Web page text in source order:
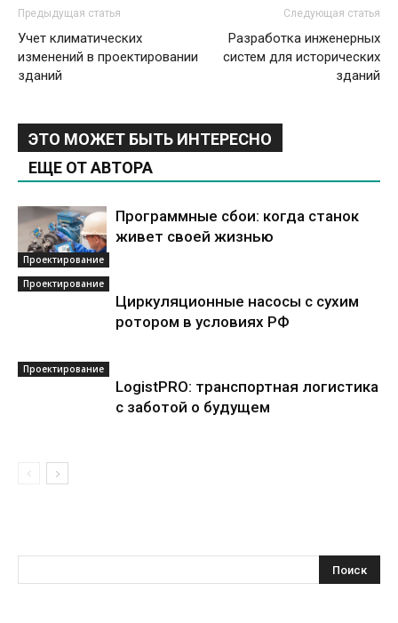
Предыдущая статья
Учет климатических
изменений в проектировании
зданий
Следующая статья
Разработка инженерных
систем для исторических
зданий
ЭТО МОЖЕТ БЫТЬ ИНТЕРЕСНО
ЕЩЕ ОТ АВТОРА
Проектирование
Программные сбои: когда станок
живет своей жизнью
Проектирование
Циркуляционные насосы с сухим
ротором в условиях РФ
Проектирование
LogistPRO: транспортная логистика
с заботой о будущем